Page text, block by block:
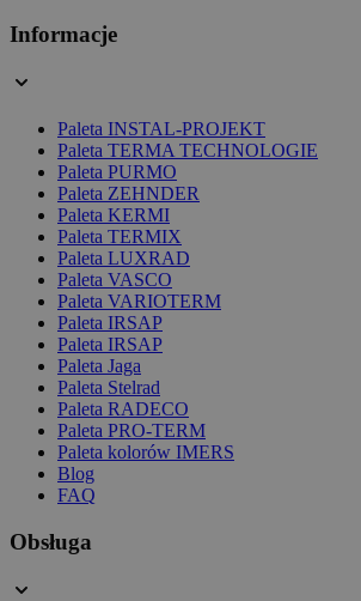
Informacje
Paleta INSTAL-PROJEKT
Paleta TERMA TECHNOLOGIE
Paleta PURMO
Paleta ZEHNDER
Paleta KERMI
Paleta TERMIX
Paleta LUXRAD
Paleta VASCO
Paleta VARIOTERM
Paleta IRSAP
Paleta IRSAP
Paleta Jaga
Paleta Stelrad
Paleta RADECO
Paleta PRO-TERM
Paleta kolorów IMERS
Blog
FAQ
Obsługa